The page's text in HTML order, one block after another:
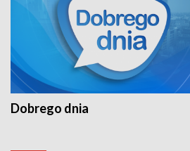
Dobrego dnia